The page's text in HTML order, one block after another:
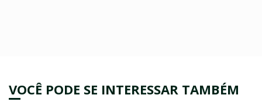
VOCÊ PODE SE INTERESSAR TAMBÉM